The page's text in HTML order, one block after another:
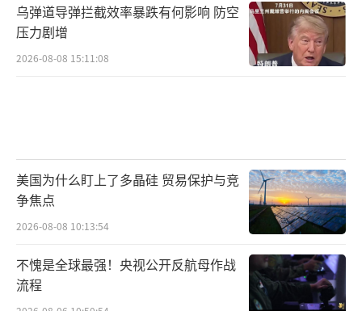
乌弹道导弹拦截效率暴跌有何影响 防空
压力剧增
2026-08-08 15:11:08
美国为什么盯上了多晶硅 贸易保护与竞
争焦点
2026-08-08 10:13:54
不愧是全球最强！央视公开反航母作战
流程